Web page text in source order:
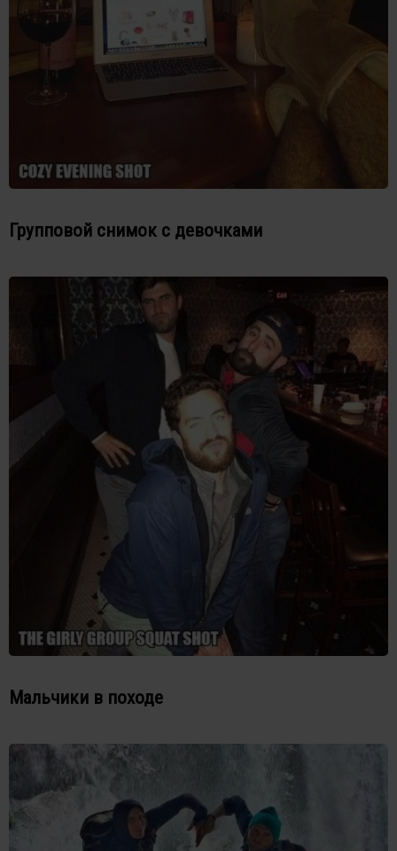
Групповой снимок с девочками
Мальчики в походе